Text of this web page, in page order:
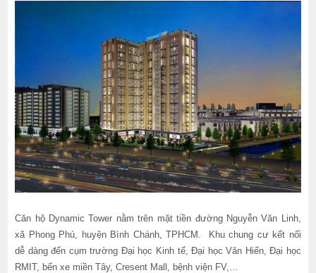
Căn hộ Dynamic Tower nằm trên mặt tiền đường Nguyễn Văn Linh,
xã Phong Phú, huyện Bình Chánh, TPHCM. Khu chung cư kết nối
dễ dàng đến cụm trường Đại học Kinh tế, Đại học Văn Hiến, Đại học
RMIT, bến xe miền Tây, Cresent Mall, bệnh viện FV,…